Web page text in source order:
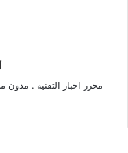
محرر اخبار التقنية .